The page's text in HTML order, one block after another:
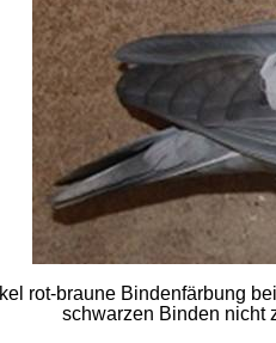
rot-braune Bindenfärbung
schwarzen Binden nicht